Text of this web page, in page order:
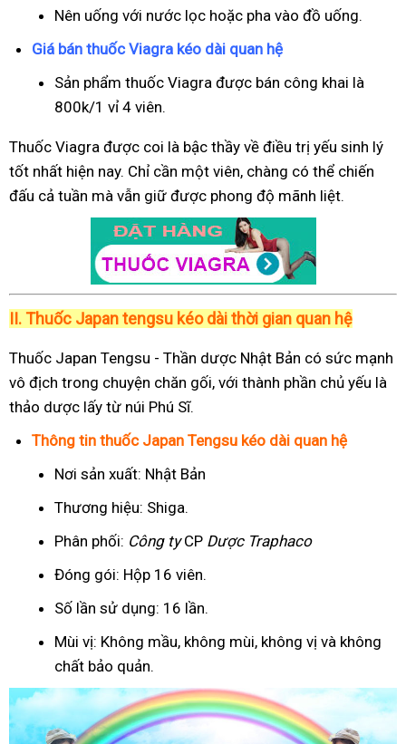
Nên uống với nước lọc hoặc pha vào đồ uống.
Giá bán thuốc Viagra kéo dài quan hệ
Sản phẩm thuốc Viagra được bán công khai là
800k/1 vỉ 4 viên.
Thuốc Viagra được coi là bậc thầy về điều trị yếu sinh lý
tốt nhất hiện nay. Chỉ cần một viên, chàng có thể chiến
đấu cả tuần mà vẫn giữ được phong độ mãnh liệt.
II. Thuốc Japan tengsu kéo dài thời gian quan hệ
Thuốc Japan Tengsu - Thần dược Nhật Bản có sức mạnh
vô địch trong chuyện chăn gối, với thành phần chủ yếu là
thảo dược lấy từ núi Phú Sĩ.
Thông tin thuốc Japan Tengsu kéo dài quan hệ
Nơi sản xuất: Nhật Bản
Thương hiệu: Shiga.
Phân phối: Công tyCP Dược Traphaco
Đóng gói: Hộp 16 viên.
Số lần sử dụng: 16 lần.
Mùi vị: Không mầu, không mùi, không vị và không
chất bảo quản.